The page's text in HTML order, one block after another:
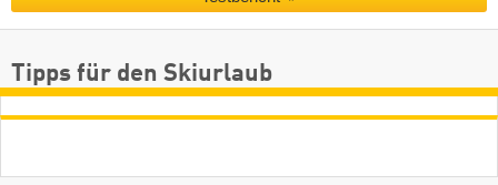
Tipps für den Skiurlaub